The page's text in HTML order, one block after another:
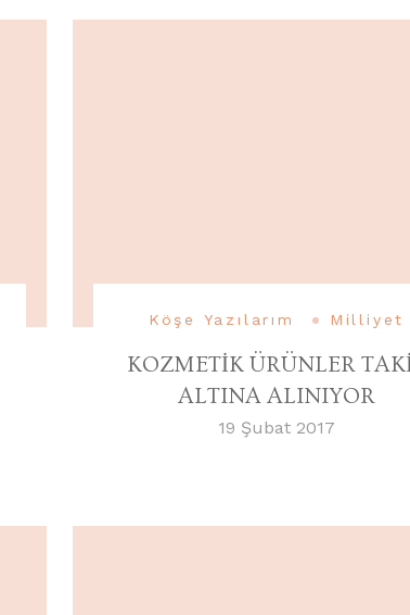
Köşe Yazılarım Milliyet
KOZMETİK ÜRÜNLER
ALTINA ALINIYOR
19 Şubat 2017